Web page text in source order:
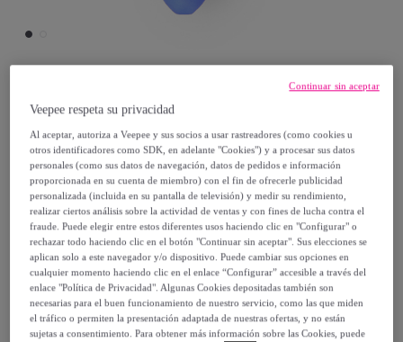
TEKKIWEAR DAM
Marcador fluorescente Rankap.
Modelo: Marcador fluorescente Rankap.
4,99 €
6,00 €
-16%
Vendido porEMPRENDIMIENTOS URBANOS
Veepee respeta su privacidad
Al aceptar, autoriza a Veepee y sus socios a usar rastreadores (como cookies u
otros identificadores como SDK, en adelante "Cookies") y a procesar sus datos
personales (como sus datos de navegación, datos de pedidos e información
proporcionada en su cuenta de miembro) con el fin de ofrecerle publicidad
personalizada (incluida en su pantalla de televisión) y medir su rendimiento,
realizar ciertos análisis sobre la actividad de ventas y con fines de lucha contra el
fraude. Puede elegir entre estos diferentes usos haciendo clic en "Configurar" o
rechazar todo haciendo clic en el botón "Continuar sin aceptar". Sus elecciones se
aplican solo a este navegador y/o dispositivo. Puede cambiar sus opciones en
cualquier momento haciendo clic en el enlace “Configurar” accesible a través del
enlace "Política de Privacidad". Algunas Cookies depositadas también son
necesarias para el buen funcionamiento de nuestro servicio, como las que miden
el tráfico o permiten la presentación adaptada de nuestras ofertas, y no están
sujetas a consentimiento. Para obtener más información sobre las Cookies, puede
Continuar sin aceptar